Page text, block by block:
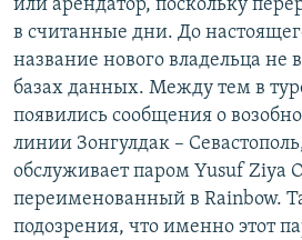
или арендатор, поскольку
в считанные дни. До
название нового владельца не
базах данных. Между тем в
появились сообщения о
линии Зонгулдак –
обслуживает паром Yusuf Ziya
переименованный в Rainbow.
подозрения, что именно этот